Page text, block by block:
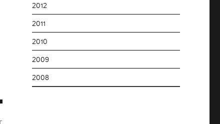
2012
2011
2010
2009
2008